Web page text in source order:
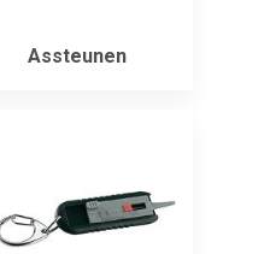
Assteunen